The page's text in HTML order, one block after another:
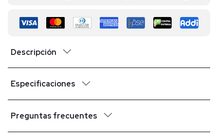
Descripción
Especificaciones
Preguntas frecuentes